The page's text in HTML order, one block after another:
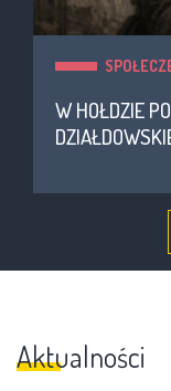
W HOŁDZIE
Aktualności